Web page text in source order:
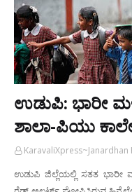
ಉಡುಪಿ: ಭಾರೀ
ಶಾಲಾ-ಪಿಯು
ಉಡುಪಿ ಜಿಲ್ಲೆಯಲ್ಲಿ ಸತತ ಭಾರೀ